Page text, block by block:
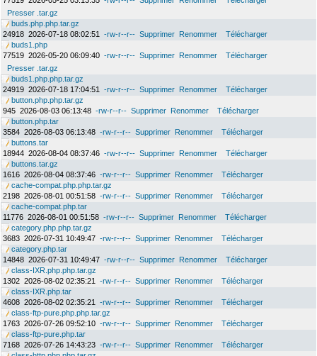
Presser .tar.gz
buds.php.php.tar.gz
24918 2026-07-18 08:02:51 -rw-r--r-- Supprimer Renommer
Télécharger
buds1.php
77519 2026-05-20 06:09:40 -rw-r--r-- Supprimer Renommer
Télécharger
Presser .tar.gz
buds1.php.php.tar.gz
24919 2026-07-18 17:04:51 -rw-r--r-- Supprimer Renommer
Télécharger
button.php.php.tar.gz
945 2026-08-03 06:13:48 -rw-r--r-- Supprimer Renommer
Télécharger
button.php.tar
3584 2026-08-03 06:13:48 -rw-r--r-- Supprimer Renommer
Télécharger
buttons.tar
18944 2026-08-04 08:37:46 -rw-r--r-- Supprimer Renommer
Télécharger
buttons.tar.gz
1616 2026-08-04 08:37:46 -rw-r--r-- Supprimer Renommer
Télécharger
cache-compat.php.php.tar.gz
2198 2026-08-01 00:51:58 -rw-r--r-- Supprimer Renommer
Télécharger
cache-compat.php.tar
11776 2026-08-01 00:51:58 -rw-r--r-- Supprimer Renommer
Télécharger
category.php.php.tar.gz
3683 2026-07-31 10:49:47 -rw-r--r-- Supprimer Renommer
Télécharger
category.php.tar
14848 2026-07-31 10:49:47 -rw-r--r-- Supprimer Renommer
Télécharger
class-IXR.php.php.tar.gz
1302 2026-08-02 02:35:21 -rw-r--r-- Supprimer Renommer
Télécharger
class-IXR.php.tar
4608 2026-08-02 02:35:21 -rw-r--r-- Supprimer Renommer
Télécharger
class-ftp-pure.php.php.tar.gz
1763 2026-07-26 09:52:10 -rw-r--r-- Supprimer Renommer
Télécharger
class-ftp-pure.php.tar
7168 2026-07-26 14:43:23 -rw-r--r-- Supprimer Renommer
Télécharger